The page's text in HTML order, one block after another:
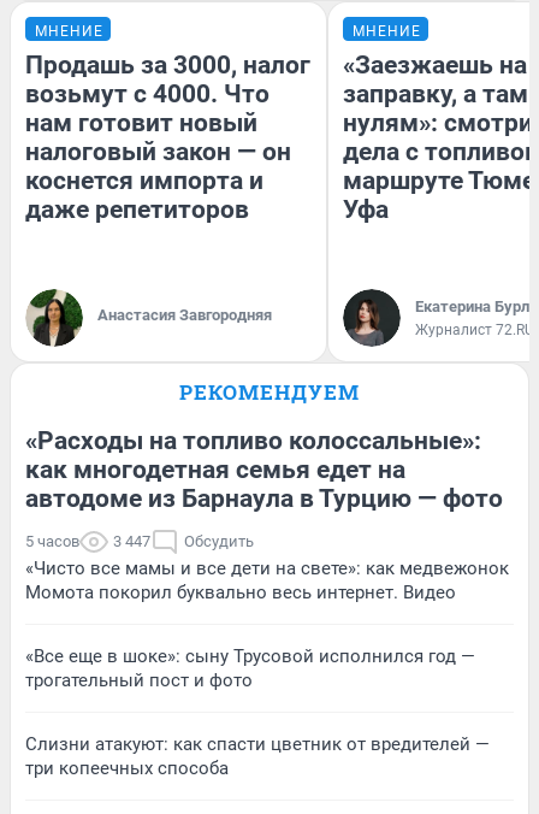
МНЕНИЕ
Продашь за 3000, налог
возьмут с 4000. Что
нам готовит новый
налоговый закон — он
коснется импорта и
даже репетиторов
Анастасия Завгородняя
МНЕНИЕ
«Заезжаешь на
заправку, а там
нулям»:
дела с
маршруте
Уфа
Екатерина
Журналист 72.RU
РЕКОМЕНДУЕМ
«Расходы на топливо колоссальные»:
как многодетная семья едет на
автодоме из Барнаула в Турцию — фото
5 часов 3 447 Обсудить
«Чисто все мамы и все дети на свете»: как медвежонок
Момота покорил буквально весь интернет. Видео
«Все еще в шоке»: сыну Трусовой исполнился год —
трогательный пост и фото
Слизни атакуют: как спасти цветник от вредителей —
три копеечных способа